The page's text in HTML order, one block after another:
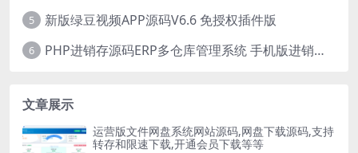
5 新版绿豆视频APP源码V6.6 免授权插件版
6 PHP进销存源码ERP多仓库管理系统 手机版进销存 php网络版进销存小程序
文章展示
运营版文件网盘系统网站源码,网盘下载源码,支持
转存和限速下载,开通会员下载等等